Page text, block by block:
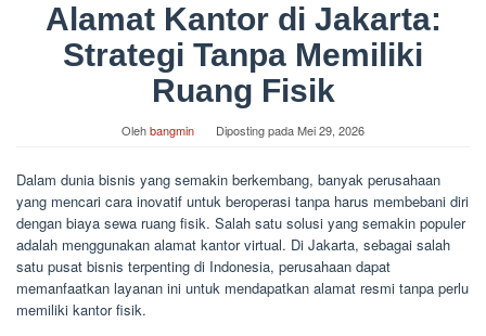
Alamat Kantor di Jakarta:
Strategi Tanpa Memiliki
Ruang Fisik
Olehbangmin Diposting padaMei 29, 2026
Dalam dunia bisnis yang semakin berkembang, banyak perusahaan
yang mencari cara inovatif untuk beroperasi tanpa harus membebani diri
dengan biaya sewa ruang fisik. Salah satu solusi yang semakin populer
adalah menggunakan alamat kantor virtual. Di Jakarta, sebagai salah
satu pusat bisnis terpenting di Indonesia, perusahaan dapat
memanfaatkan layanan ini untuk mendapatkan alamat resmi tanpa perlu
memiliki kantor fisik.